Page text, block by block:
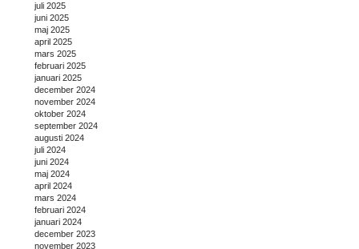
juli 2025
juni 2025
maj 2025
april 2025
mars 2025
februari 2025
januari 2025
december 2024
november 2024
oktober 2024
september 2024
augusti 2024
juli 2024
juni 2024
maj 2024
april 2024
mars 2024
februari 2024
januari 2024
december 2023
november 2023